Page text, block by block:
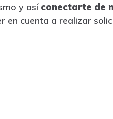
y así conectarte de
en cuenta a realizar